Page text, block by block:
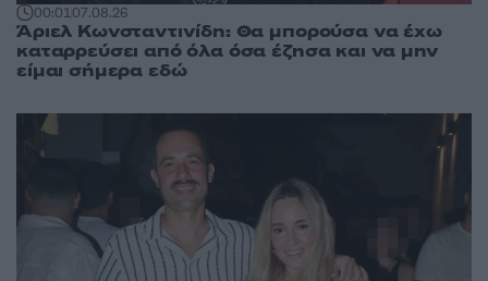
00:0107.08.26
Άριελ Κωνσταντινίδη: Θα μπορούσα να έχω
καταρρεύσει από όλα όσα έζησα και να μην
είμαι σήμερα εδώ